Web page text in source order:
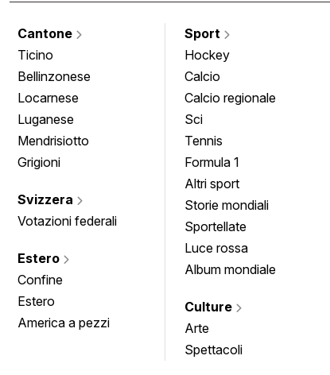
Cantone
Ticino
Bellinzonese
Locarnese
Luganese
Mendrisiotto
Grigioni
Svizzera
Votazioni federali
Estero
Confine
Estero
America a pezzi
Sport
Hockey
Calcio
Calcio regionale
Sci
Tennis
Formula 1
Altri sport
Storie mondiali
Sportellate
Luce rossa
Album mondiale
Culture
Arte
Spettacoli